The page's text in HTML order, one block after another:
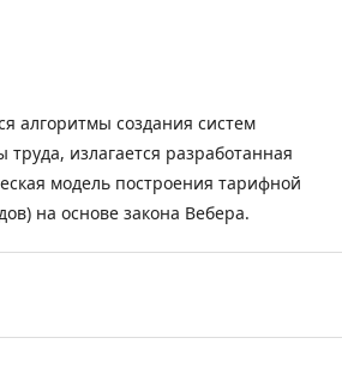
алгоритмы создания систем
излагается разработанная
модель построения тарифной
на основе закона Вебера.